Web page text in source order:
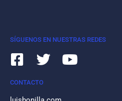
SÍGUENOS EN NUESTRAS REDES
CONTACTO